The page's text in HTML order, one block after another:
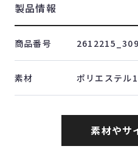
製品情報
商品番号
素材 ポリエステル
素材やサ